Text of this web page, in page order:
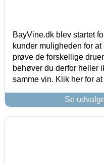
BayVine.dk blev startet
kunder muligheden for
prøve de forskellige
behøver du derfor heller
samme vin. Klik her for
Se